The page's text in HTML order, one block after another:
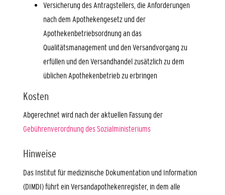
Versicherung des Antragstellers, die Anforderungen
nach dem Apothekengesetz und der
Apothekenbetriebsordnung an das
Qualitätsmanagement und den Versandvorgang zu
erfüllen und den Versandhandel zusätzlich zu dem
üblichen Apothekenbetrieb zu erbringen
Kosten
Abgerechnet wird nach der aktuellen Fassung der
Gebührenverordnung des Sozialministeriums
Hinweise
Das Institut für medizinische Dokumentation und Information
(DIMDI) führt ein Versandapothekenregister, in dem alle